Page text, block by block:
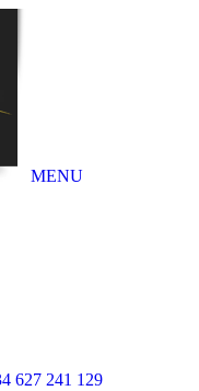
MENU
627 241 129